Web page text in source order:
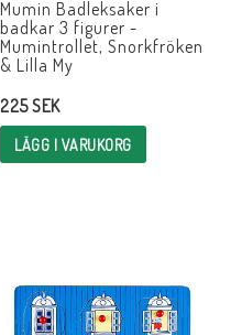
Mumin Badleksaker i
badkar 3 figurer -
Mumintrollet, Snorkfröken
& Lilla My
225 SEK
LÄGG I VARUKORG